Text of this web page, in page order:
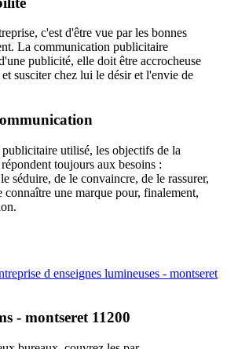
c'est d'être vue par les bonnes
La communication publicitaire
publicité, elle doit être accrocheuse
susciter chez lui le désir et l'envie de
utilisé, les objectifs de la
toujours aux besoins :
séduire, de le convaincre, de le rassurer,
une marque pour, finalement,
- montseret 11200